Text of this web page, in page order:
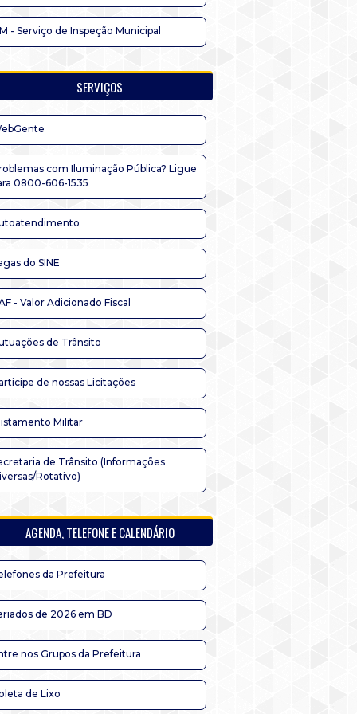
- Serviço de Inspeção Municipal
SERVIÇOS
com Iluminação Pública? Ligue
0800-606-1535
do SINE
- Valor Adicionado Fiscal
de Trânsito
de nossas Licitações
Militar
de Trânsito (Informações
Rotativo)
AGENDA, TELEFONE E CALENDÁRIO
da Prefeitura
de 2026 em BD
nos Grupos da Prefeitura
de Lixo